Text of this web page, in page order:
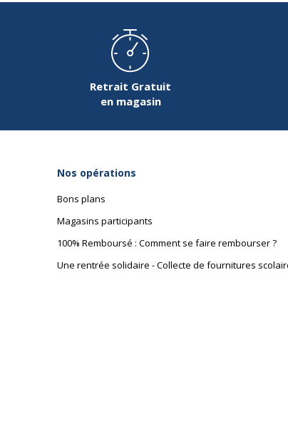
Profondeur
Données logistiques
Quantité emballée
Retrait Gratuit
en magasin
Nos opérations
Bons plans
Magasins participants
100% Remboursé : Comment se faire rembourser ?
Une rentrée solidaire - Collecte de fournitures